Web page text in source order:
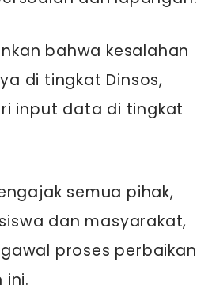
bahwa kesalahan
di tingkat Dinsos,
input data di tingkat
semua pihak,
dan masyarakat,
proses perbaikan
ini.